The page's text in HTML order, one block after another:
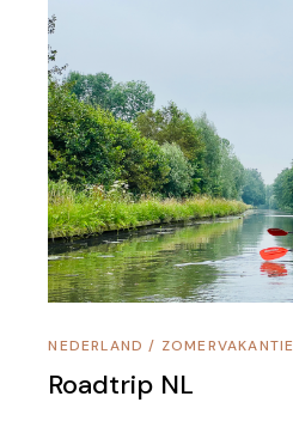
NEDERLAND / ZOMERVAKANTIE
Roadtrip NL